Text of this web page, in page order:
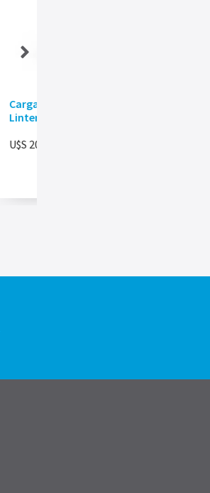
Cargador Portátil GRIFFIN Con
Linterna 10000 mAh
U$S 20.00